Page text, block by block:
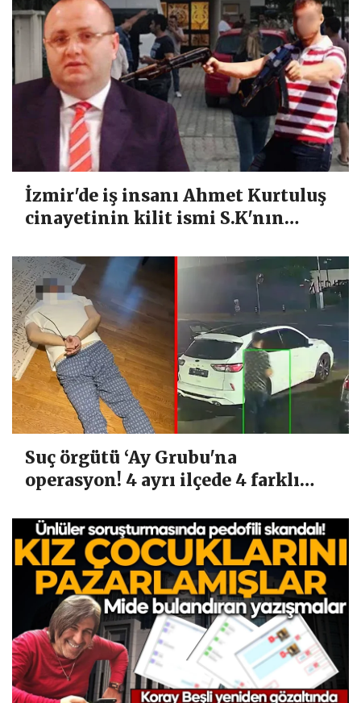
İzmir'de iş insanı Ahmet Kurtuluş
cinayetinin kilit ismi S.K'nın
Türkiye'ye iadesine karar verildi
Suç örgütü ‘Ay Grubu'na
operasyon! 4 ayrı ilçede 4 farklı
yakalandı!